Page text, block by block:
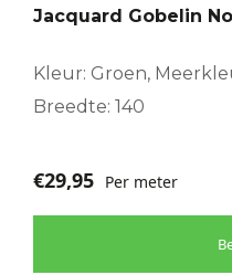
Jacquard Gobelin
Kleur: Groen,
Breedte: 140
€29,95 Per meter